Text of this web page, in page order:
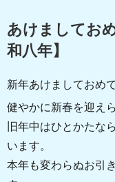
あけましてお
和八年】
新年あけましておめ
健やかに新春を迎え
旧年中はひとかたな
います。
本年も変わらぬお引